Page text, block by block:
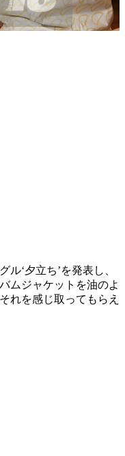
‘夕立ち’を発表し、
ムジャケットを油のよ
れを感じ取ってもらえ